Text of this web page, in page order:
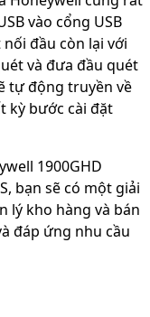
vào cổng USB
đầu còn lại với
và đưa đầu quét
tự động truyền về
kỳ bước cài đặt
1900GHD
bạn sẽ có một giải
lý kho hàng và bán
đáp ứng nhu cầu